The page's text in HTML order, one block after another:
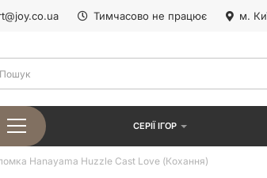
Тимчасово не працює м.
СЕРІЇ ІГОР
Hanayama Huzzle Cast Love (Кохання)